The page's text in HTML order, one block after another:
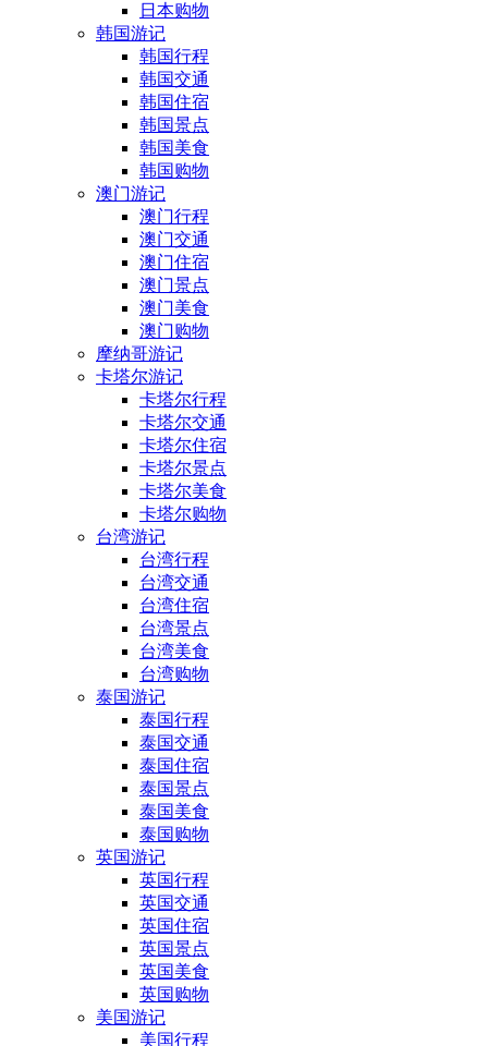
日本购物
韩国游记
韩国行程
韩国交通
韩国住宿
韩国景点
韩国美食
韩国购物
澳门游记
澳门行程
澳门交通
澳门住宿
澳门景点
澳门美食
澳门购物
摩纳哥游记
卡塔尔游记
卡塔尔行程
卡塔尔交通
卡塔尔住宿
卡塔尔景点
卡塔尔美食
卡塔尔购物
台湾游记
台湾行程
台湾交通
台湾住宿
台湾景点
台湾美食
台湾购物
泰国游记
泰国行程
泰国交通
泰国住宿
泰国景点
泰国美食
泰国购物
英国游记
英国行程
英国交通
英国住宿
英国景点
英国美食
英国购物
美国游记
美国行程